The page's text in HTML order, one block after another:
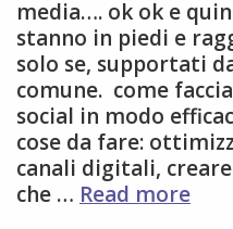
media…. ok ok e
stanno in piedi e
solo se, supportati
comune. come
social in modo
cose da fare:
canali digitali,
che … Read more7